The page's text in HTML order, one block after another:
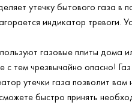
утечку бытового газа
индикатор тревоги.
газовые плиты дома
с тем чрезвычайно опасно!
утечки газа позволит
быстро принять